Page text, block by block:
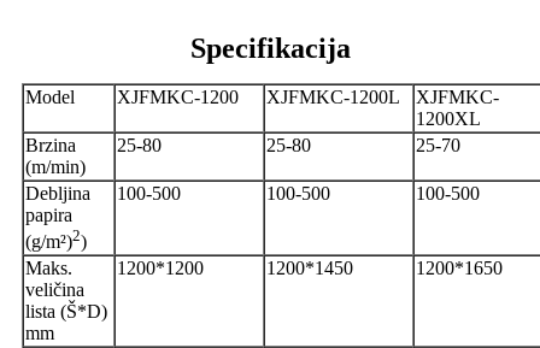
Specifikacija
Model XJFMKC-1200 XJFMKC-1200L
XJFMKC-
1200XL
Brzina
(m/min)
25-80 25-80 25-70
Debljina
papira
(g/m²)2)
100-500 100-500 100-500
Maks.
veličina
lista (Š*D)
mm
1200*1200 1200*1450 1200*1650